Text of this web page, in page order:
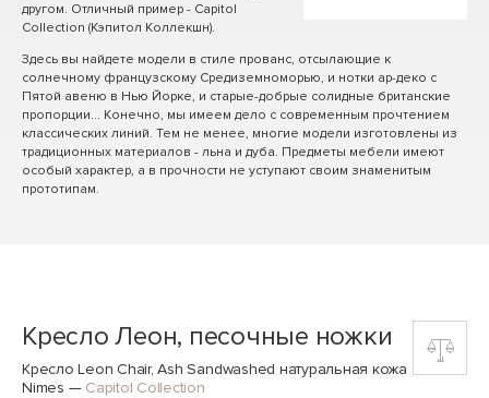
другом. Отличный пример - Capitol
Collection (Кэпитол Коллекшн).
Здесь вы найдете модели в стиле прованс, отсылающие к
солнечному французскому Средиземноморью, и нотки ар-деко с
Пятой авеню в Нью Йорке, и старые-добрые солидные британские
пропорции... Конечно, мы имеем дело с современным прочтением
классических линий. Тем не менее, многие модели изготовлены из
традиционных материалов - льна и дуба. Предметы мебели имеют
особый характер, а в прочности не уступают своим знаменитым
прототипам.
Кресло Леон, песочные ножки
Кресло Leon Chair, Ash Sandwashed натуральная кожа
Nimes — Capitol Collection